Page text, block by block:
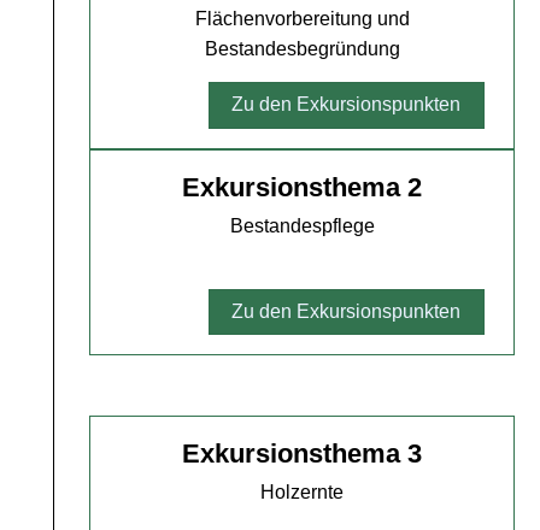
Flächenvorbereitung und
Bestandesbegründung
Zu den Exkursionspunkten
Exkursionsthema 2
Bestandespflege
Zu den Exkursionspunkten
Exkursionsthema 3
Holzernte